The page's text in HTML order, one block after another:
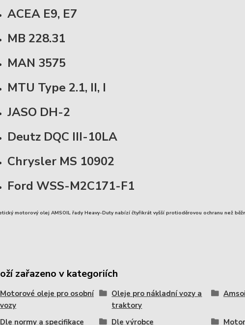
ACEA E9, E7
MB 228.31
MAN 3575
MTU Type 2.1, II, I
JASO DH-2
Deutz DQC III-10LA
Chrysler MS 10902
Ford WSS-M2C171-F1
motorový olej AMSOIL řady Heavy-Duty nabízí čtyřikrát vyšší protioděrovou ochranu než
zařazeno v kategoriích
Motorové oleje pro osobní
vozy
Oleje pro nákladní vozy a
traktory
Dle normy a specifikace Dle výrobce